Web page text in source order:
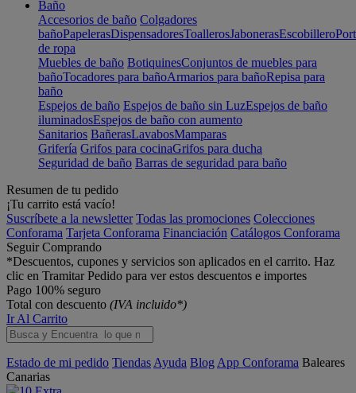
Baño
Accesorios de baño Colgadores
bañoPapelerasDispensadoresToallerosJabonerasEscobillero
de ropa
Muebles de baño BotiquinesConjuntos de muebles para
bañoTocadores para bañoArmarios para bañoRepisa para
baño
Espejos de baño Espejos de baño sin LuzEspejos de baño
iluminadosEspejos de baño con aumento
Sanitarios BañerasLavabosMamparas
Grifería Grifos para cocinaGrifos para ducha
Seguridad de baño Barras de seguridad para baño
Resumen de tu pedido
¡Tu carrito está vacío!
Suscríbete a la newsletter Todas las promociones Colecciones
Conforama Tarjeta Conforama Financiación Catálogos Conforama
Seguir Comprando
*Descuentos, cupones y servicios son aplicados en el carrito. Haz
clic en Tramitar Pedido para ver estos descuentos e importes
Pago 100% seguro
Total con descuento (IVA incluido*)
Ir Al Carrito
Estado de mi pedido Tiendas Ayuda Blog App Conforama Baleares
Canarias